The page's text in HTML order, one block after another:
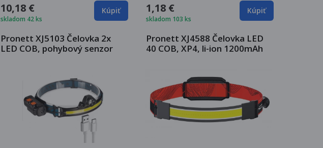
10,18 €
skladom 42 ks
Kúpiť 1,18 €
skladom 103 ks
Kúpiť
Pronett XJ5103 Čelovka 2x
LED COB, pohybový senzor
Pronett XJ4588 Čelovka LED
40 COB, XP4, li-ion 1200mAh